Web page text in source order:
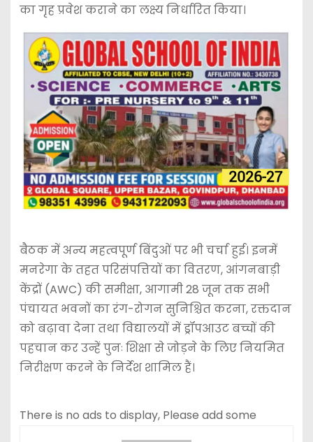
का गृह प्रवेश कराने का लक्ष्य निर्धारित किया।
बैठक में अन्य महत्वपूर्ण बिंदुओं पर भी चर्चा हुई। इनमें
मनरेगा के तहत परिसंपत्तियों का वितरण, आंगनबाड़ी
केंद्रों (AWC) की समीक्षा, आगामी 28 जून तक सभी
पंचायत भवनों का रंग-रोगन सुनिश्चित करना, रक्तदान
को बढ़ावा देना तथा विद्यालयों में ड्रॉपआउट बच्चों की
पहचान कर उन्हें पुनः शिक्षा से जोड़ने के लिए नियमित
निरीक्षण करने के निर्देश शामिल हैं।
There is no ads to display, Please add some